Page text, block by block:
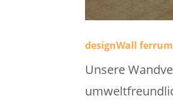
designWall
Unsere